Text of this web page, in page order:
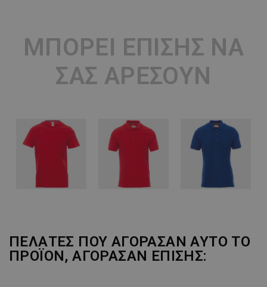
ΜΠΟΡΕΊ ΕΠΊΣΗΣ ΝΑ
ΣΑΣ ΑΡΈΣΟΥΝ
ΠΕΛΆΤΕΣ ΠΟΥ ΑΓΌΡΑΣΑΝ ΑΥΤΌ ΤΟ
ΠΡΟΪΌΝ, ΑΓΌΡΑΣΑΝ ΕΠΊΣΗΣ: